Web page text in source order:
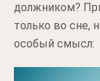
должником?
только во сне,
особый смысл: